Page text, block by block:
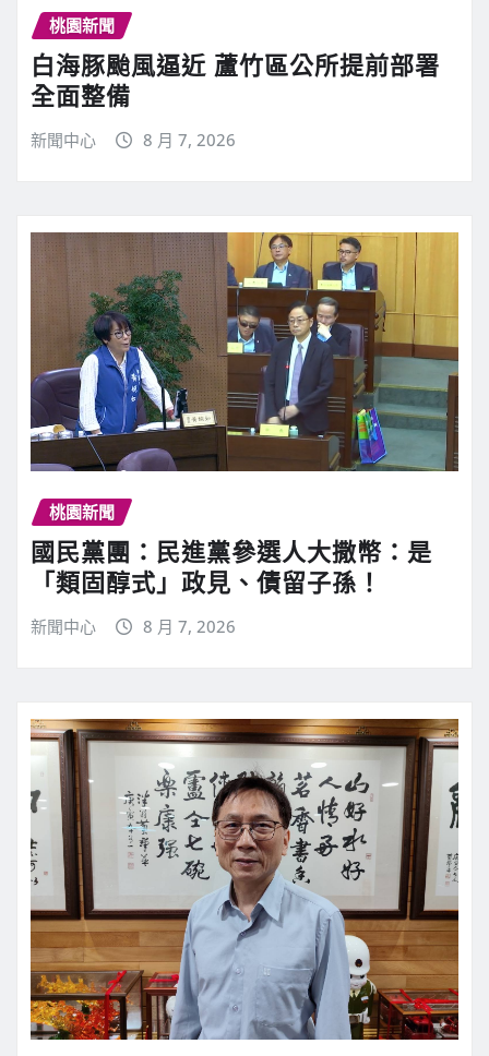
桃園新聞
白海豚颱風逼近 蘆竹區公所提前部署
全面整備
新聞中心 8 月 7, 2026
桃園新聞
國民黨團：民進黨參選人大撒幣：是
「類固醇式」政見、債留子孫！
新聞中心 8 月 7, 2026